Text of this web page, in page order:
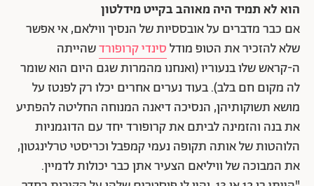
הוא לא תמיד היה מאוהב בקייט מידלטון
אם כבר מדברים על אובססיות של הנסיך ווילאם, אי אפשר
שלא להזכיר את הטופ מודלסינדי קרופורדשהייתה
ה-קראש שלו בנעוריו (ואנחנו מהמרות שגם היום הוא שומר
לה מקום חם בלב). בעוד נערים אחרים יכלו רק לפנטז על
מושא תשוקותיהן, הנסיכה דיאנה המנוחה החליטה להפתיע
את בנה והזמינה לביתם את קרופורד יחד עם הדוגמניות
הלוהטות של אותה תקופה נעמי קמפבל וכריסטי טרלינגטון,
את המבוכה של וויליאם הצעיר אתן כבר יכולות לדמיין.